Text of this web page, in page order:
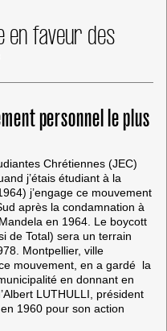
en faveur des
personnel le plus
Chrétiennes (JEC)
j’étais étudiant à la
j’engage ce mouvement
après la condamnation à
en 1964. Le boycott
de Total) sera un terrain
Montpellier, ville
mouvement, en a gardé la
en donnant en
LUTHULLI, président
1960 pour son action